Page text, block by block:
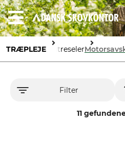
TRÆPLEJE Klatreseler
Filter
11